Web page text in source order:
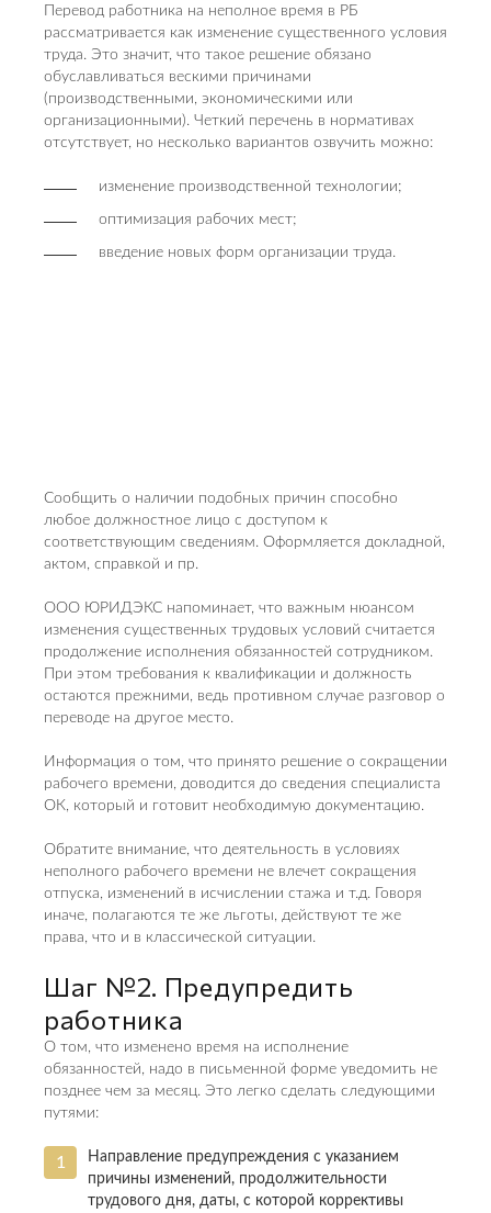
Перевод работника на неполное время в РБ
рассматривается как изменение существенного условия
труда. Это значит, что такое решение обязано
обуславливаться вескими причинами
(производственными, экономическими или
организационными). Четкий перечень в нормативах
отсутствует, но несколько вариантов озвучить можно:
изменение производственной технологии;
оптимизация рабочих мест;
введение новых форм организации труда.
Сообщить о наличии подобных причин способно
любое должностное лицо с доступом к
соответствующим сведениям. Оформляется докладной,
актом, справкой и пр.
ООО ЮРИДЭКС напоминает, что важным нюансом
изменения существенных трудовых условий считается
продолжение исполнения обязанностей сотрудником.
При этом требования к квалификации и должность
остаются прежними, ведь противном случае разговор о
переводе на другое место.
Информация о том, что принято решение о сокращении
рабочего времени, доводится до сведения специалиста
ОК, который и готовит необходимую документацию.
Обратите внимание, что деятельность в условиях
неполного рабочего времени не влечет сокращения
отпуска, изменений в исчислении стажа и т.д. Говоря
иначе, полагаются те же льготы, действуют те же
права, что и в классической ситуации.
Шаг №2. Предупредить
работника
О том, что изменено время на исполнение
обязанностей, надо в письменной форме уведомить не
позднее чем за месяц. Это легко сделать следующими
путями:
Направление предупреждения с указанием
причины изменений, продолжительности
трудового дня, даты, с которой коррективы